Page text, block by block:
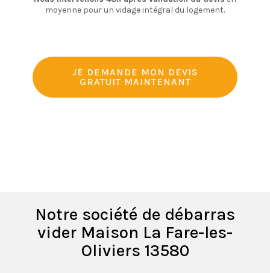
moyenne pour un vidage intégral du logement.
JE DEMANDE MON DEVIS
GRATUIT MAINTENANT
Notre société de débarras
vider Maison La Fare-les-
Oliviers 13580